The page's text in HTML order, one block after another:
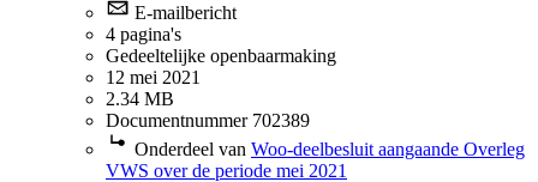
E-mailbericht
4 pagina's
Gedeeltelijke openbaarmaking
12 mei 2021
2.34 MB
Documentnummer 702389
Onderdeel van Woo-deelbesluit aangaande Overleg
VWS over de periode mei 2021